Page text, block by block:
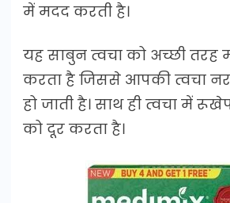
में मदद करती है।
यह साबुन त्वचा को अच्छी तरह
करता है जिससे आपकी त्वचा
हो जाती है। साथ ही त्वचा में
को दूर करता है।